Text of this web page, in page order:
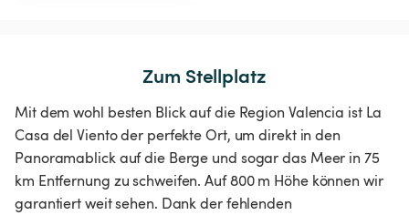
Zum Stellplatz
Mit dem wohl besten Blick auf die Region Valencia ist La
Casa del Viento der perfekte Ort, um direkt in den
Panoramablick auf die Berge und sogar das Meer in 75
km Entfernung zu schweifen. Auf 800 m Höhe können wir
garantiert weit sehen. Dank der fehlenden